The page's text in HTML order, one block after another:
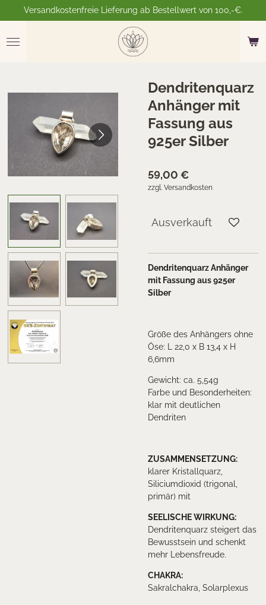
Hauptinhalt
springen
Versandkostenfreie Lieferung ab Bestellwert von 100,-€.
Dendritenquarz
Anhänger mit
Fassung aus
925er Silber
59,00 €
zzgl. Versandkosten
Ausverkauft
Dendritenquarz Anhänger
mit Fassung aus 925er
Silber
Größe des Anhängers ohne
Öse: L 22,0 x B 13,4 x H
6,6mm
Gewicht: ca. 5,54g
Farbe und Besonderheiten:
klar mit deutlichen
Dendriten
ZUSAMMENSETZUNG:
klarer Kristallquarz,
Siliciumdioxid (trigonal,
primär) mit
SEELISCHE WIRKUNG:
Dendritenquarz steigert das
Bewusstsein und schenkt
mehr Lebensfreude.
CHAKRA:
Sakralchakra, Solarplexus